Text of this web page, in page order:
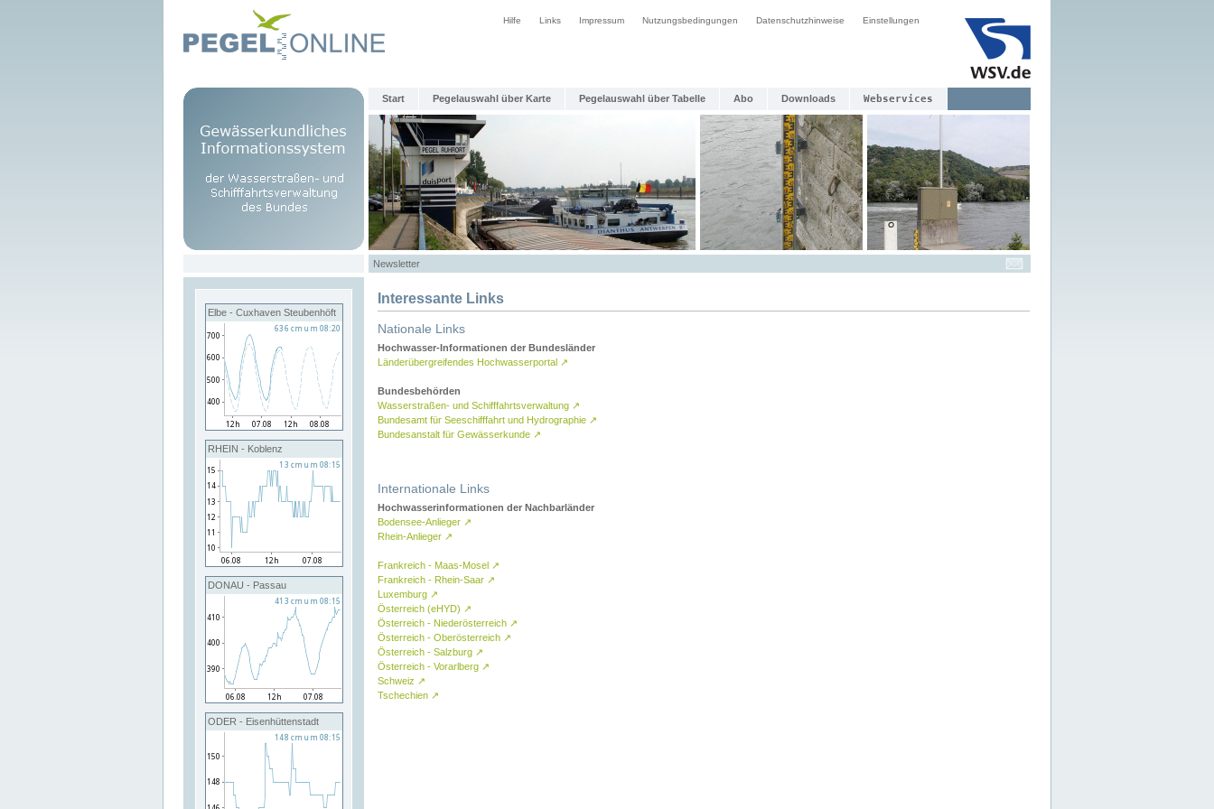
Hilfe Links Impressum Nutzungsbedingungen Datenschutzhinweise Einstellungen
Start Pegelauswahl über Karte Pegelauswahl über Tabelle Abo Downloads Webservices
Newsletter
Elbe - Cuxhaven Steubenhöft
RHEIN - Koblenz
DONAU - Passau
ODER - Eisenhüttenstadt
Interessante Links
Nationale Links
Hochwasser-Informationen der Bundesländer
Länderübergreifendes Hochwasserportal ↗
Bundesbehörden
Wasserstraßen- und Schifffahrtsverwaltung ↗
Bundesamt für Seeschifffahrt und Hydrographie ↗
Bundesanstalt für Gewässerkunde ↗
Internationale Links
Hochwasserinformationen der Nachbarländer
Bodensee-Anlieger ↗
Rhein-Anlieger ↗
Frankreich - Maas-Mosel ↗
Frankreich - Rhein-Saar ↗
Luxemburg ↗
Österreich (eHYD) ↗
Österreich - Niederösterreich ↗
Österreich - Oberösterreich ↗
Österreich - Salzburg ↗
Österreich - Vorarlberg ↗
Schweiz ↗
Tschechien ↗